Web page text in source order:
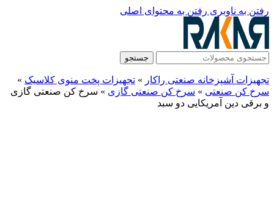
رفتن به ناوبری رفتن به محتوای اصلی
جستجو
تجهیزات آشپزخانه صنعتی راکار » تجهیزات پخت منوی کلاسیک »
سرخ کن صنعتی » سرخ کن صنعتی گازی » سرخ کن صنعتی گازی
و برقی دین آمریکایی دو سبد